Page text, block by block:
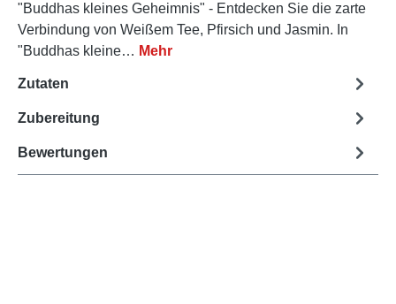
"Buddhas kleines Geheimnis" - Entdecken Sie die zarte
Verbindung von Weißem Tee, Pfirsich und Jasmin. In
"Buddhas kleine… Mehr
Zutaten
Zubereitung
Bewertungen